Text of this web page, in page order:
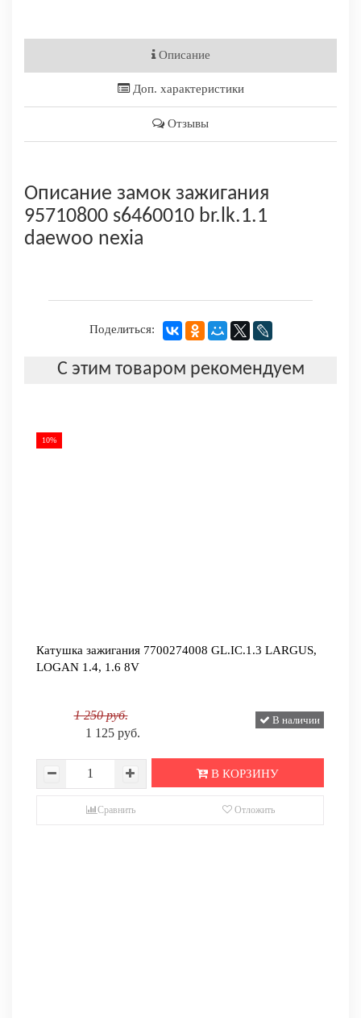
Описание
Доп. характеристики
Отзывы
Описание замок зажигания
95710800 s6460010 br.lk.1.1
daewoo nexia
Поделиться:
С этим товаром рекомендуем
10%
Катушка зажигания 7700274008 GL.IC.1.3 LARGUS,
LOGAN 1.4, 1.6 8V
1 250 руб.
1 125 руб.
В наличии
В КОРЗИНУ
Сравнить Отложить